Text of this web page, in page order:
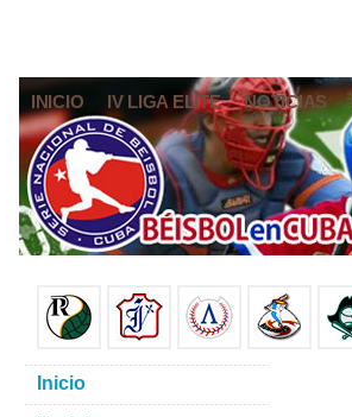
INICIO IV LIGA ELITE NOTICIAS
Inicio